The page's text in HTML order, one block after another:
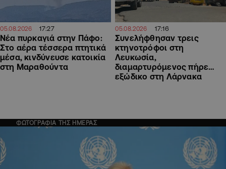
05.08.2026 17:27
Νέα πυρκαγιά στην Πάφο:
Στο αέρα τέσσερα πτητικά
μέσα, κινδύνευσε κατοικία
στη Μαραθούντα
05.08.2026 17:16
Συνελήφθησαν τρεις
κτηνοτρόφοι στη
Λευκωσία,
διαμαρτυρόμενος πήρε…
εξώδικο στη Λάρνακα
ΦΩΤΟΓΡΑΦΙΑ ΤΗΣ ΗΜΕΡΑΣ